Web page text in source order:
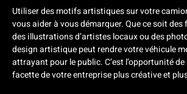
Utiliser des motifs artistiques sur votre
vous aider à vous démarquer. Que ce soit
des illustrations d’artistes locaux ou des
design artistique peut rendre votre véhicule
attrayant pour le public. C’est l’opportunité
facette de votre entreprise plus créative et